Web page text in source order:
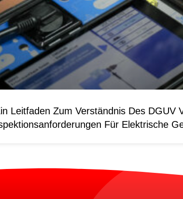
Leitfaden Zum Verständnis Des DGUV
Für Elektrische